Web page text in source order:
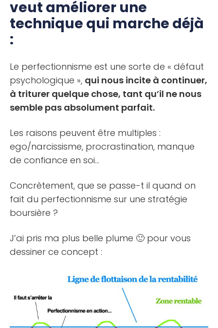
veut améliorer une
technique qui marche déjà
:
Le perfectionnisme est une sorte de « défaut
psychologique », qui nous incite à continuer,
à triturer quelque chose, tant qu’il ne nous
semble pas absolument parfait.
Les raisons peuvent être multiples :
ego/narcissisme, procrastination, manque
de confiance en soi…
Concrètement, que se passe-t il quand on
fait du perfectionnisme sur une stratégie
boursière ?
J’ai pris ma plus belle plume 🙂 pour vous
dessiner ce concept :